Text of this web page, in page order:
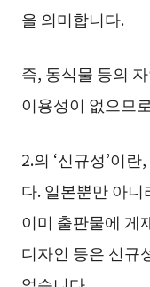
을 의미합니다.
즉, 동식물 등의
이용성이 없으므
2.의 ‘신규성’이
다. 일본뿐만 아
이미 출판물에 게
디자인 등은 신규